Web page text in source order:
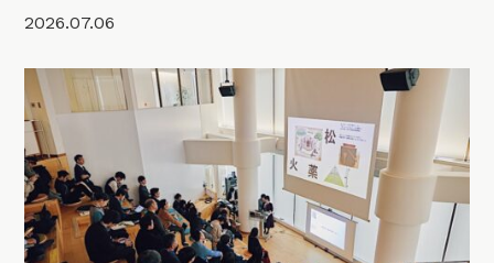
2026.07.06